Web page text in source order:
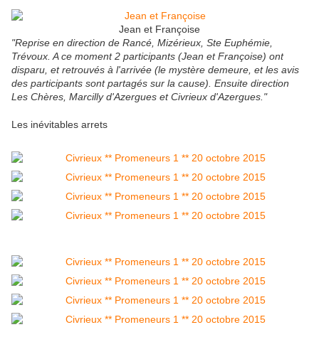
Jean et Françoise
"Reprise en direction de Rancé, Mizérieux, Ste Euphémie,
Trévoux. A ce moment 2 participants (Jean et Françoise) ont
disparu, et retrouvés à l'arrivée (le mystère demeure, et les avis
des participants sont partagés sur la cause). Ensuite direction
Les Chères, Marcilly d'Azergues et Civrieux d'Azergues."
Les inévitables arrets